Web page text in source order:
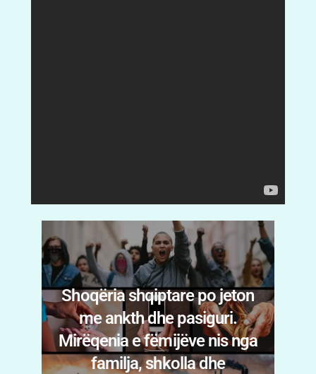
“Prof. Rubena Moisiu kujton
Dr. Edi Tushen: Risitë që solli